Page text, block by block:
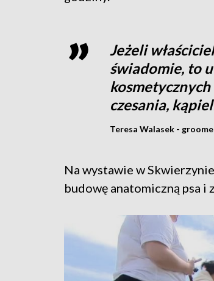
Jeżeli
świadomie, to
czesania,
Teresa Walasek -
Na wystawie w
budowę anatomiczną psa i